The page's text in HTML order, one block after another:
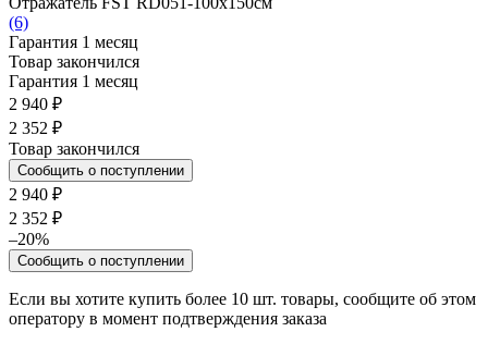
(6)
Гарантия 1 месяц
Товар закончился
Гарантия 1 месяц
2 940 ₽
2 352 ₽
Товар закончился
Сообщить о поступлении
2 940 ₽
2 352 ₽
–20%
Сообщить о поступлении
Если вы хотите купить более 10 шт. товары, сообщите об этом
оператору в момент подтверждения заказа